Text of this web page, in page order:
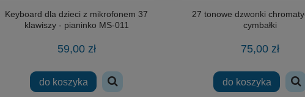
Wild Science Dromader Doktor Lab
do koszyka
klocki DROMADER 25464 KOSMOS
do koszyka
Keyboard dla dzieci z mikrofonem 37
klawiszy - pianinko MS-011
59,00 zł
do koszyka
27 tonowe dzwonki
cymbałki
75,00 zł
do koszyka